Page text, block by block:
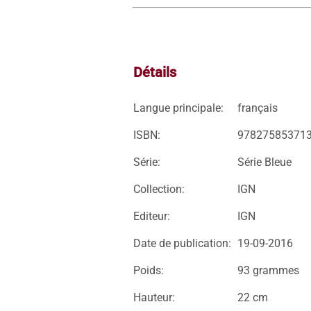
Détails
Langue principale: français
ISBN:
Série: Série Bleue
Collection: IGN
Editeur: IGN
Date de publication: 19-09-2016
Poids: 93 grammes
Hauteur: 22 cm